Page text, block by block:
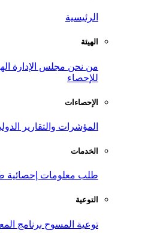
الرئيسية
الهيئة
من نحن مجلس الإدارة
للإحصاء
الإحصاءات
المؤشرات والتقارير
الخدمات
طلب معلومات إحصائية
التوعية
توعية المسوح برنامج